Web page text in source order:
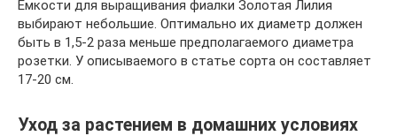
Емкости для выращивания фиалки Золотая Лилия
выбирают небольшие. Оптимально их диаметр должен
быть в 1,5-2 раза меньше предполагаемого диаметра
розетки. У описываемого в статье сорта он составляет
17-20 см.
Уход за растением в домашних условиях